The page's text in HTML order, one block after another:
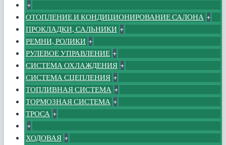
+
ОТОПЛЕНИЕ И КОНДИЦИОНИРОВАНИЕ САЛОНА +
ПРОКЛАДКИ, САЛЬНИКИ +
РЕМНИ, РОЛИКИ +
РУЛЕВОЕ УПРАВЛЕНИЕ +
СИСТЕМА ОХЛАЖДЕНИЯ +
СИСТЕМА СЦЕПЛЕНИЯ +
ТОПЛИВНАЯ СИСТЕМА +
ТОРМОЗНАЯ СИСТЕМА +
ТРОСА +
+
ХОДОВАЯ +